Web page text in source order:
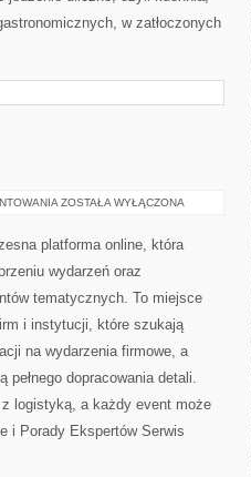
w zatłoczonych
ZIELONE
ZOSTAŁA WYŁĄCZONA
platforma online, która
wydarzeń oraz
tematycznych. To miejsce
i instytucji, które szukają
na wydarzenia firmowe, a
pełnego dopracowania detali.
logistyką, a każdy event może
i Porady Ekspertów Serwis